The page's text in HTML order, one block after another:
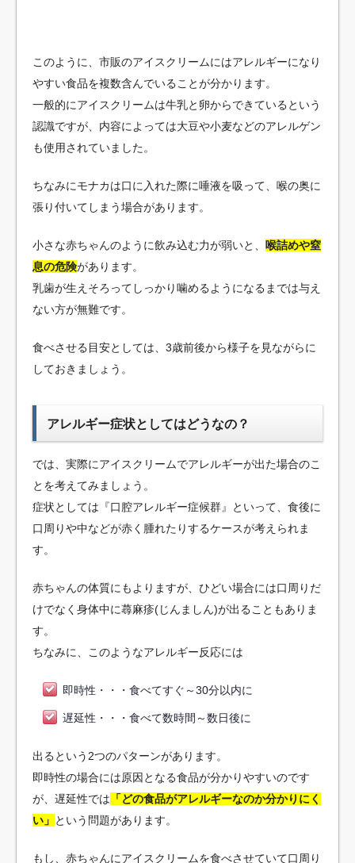
このように、市販のアイスクリームにはアレルギーになり
やすい食品を複数含んでいることが分かります。
一般的にアイスクリームは牛乳と卵からできているという
認識ですが、内容によっては大豆や小麦などのアレルゲン
も使用されていました。
ちなみにモナカは口に入れた際に唾液を吸って、喉の奥に
張り付いてしまう場合があります。
小さな赤ちゃんのように飲み込む力が弱いと、
喉詰めや窒
息の危険があります。
乳歯が生えそろってしっかり噛めるようになるまでは与え
ない方が無難です。
食べさせる目安としては、3歳前後から様子を見ながらに
しておきましょう。
アレルギー症状としてはどうなの？
では、実際にアイスクリームでアレルギーが出た場合のこ
とを考えてみましょう。
症状としては『口腔アレルギー症候群』といって、食後に
口周りや中などが赤く腫れたりするケースが考えられま
す。
赤ちゃんの体質にもよりますが、ひどい場合には口周りだ
けでなく身体中に蕁麻疹(じんましん)が出ることもありま
す。
ちなみに、このようなアレルギー反応には
即時性・・・食べてすぐ～30分以内に
遅延性・・・食べて数時間～数日後に
出るという2つのパターンがあります。
即時性の場合には原因となる食品が分かりやすいのです
が、遅延性では 「どの食品がアレルギーなのか分かりにく
い」 という問題があります。
もし、赤ちゃんにアイスクリームを食べさせていて口周り